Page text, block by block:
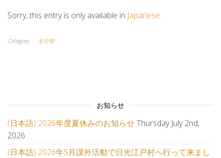
Sorry, this entry is only available in Japanese.
Category 未分類
お知らせ
(日本語) 2026年度夏休みのお知らせThursday July 2nd,
2026
(日本語) 2026年5月課外活動で日光江戸村へ行って来まし